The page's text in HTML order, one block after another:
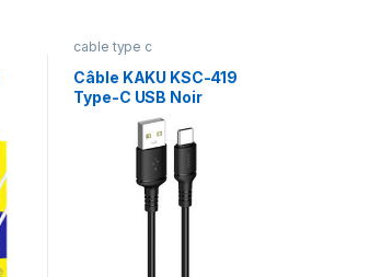
cable type c
Câble KAKU KSC-419
Type-C USB Noir